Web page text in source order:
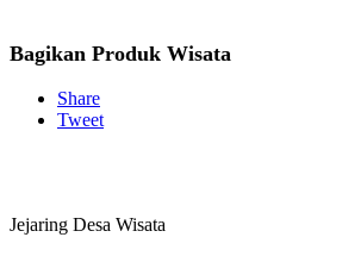
Bagikan Produk Wisata
Share
Tweet
Jejaring Desa Wisata